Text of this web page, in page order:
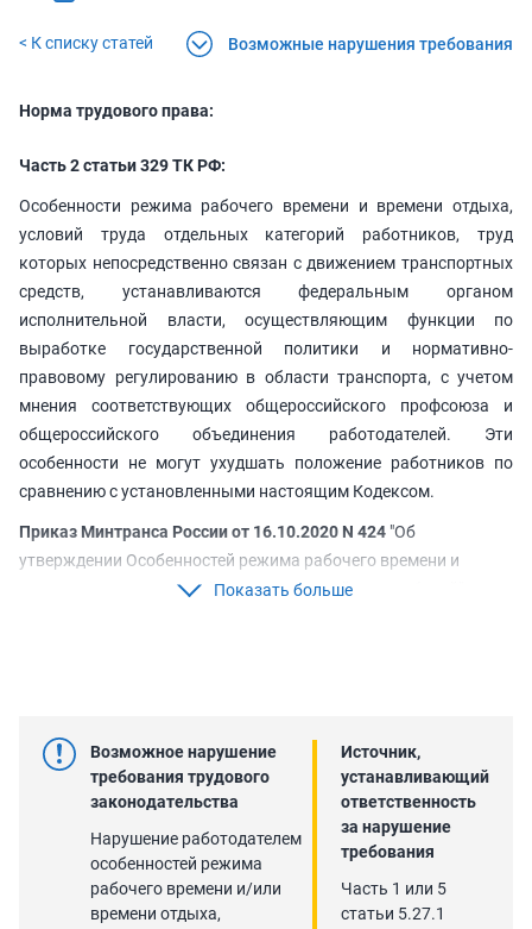
< К списку статей Возможные нарушения требования
Норма трудового права:
Часть 2 статьи 329 ТК РФ:
Особенности режима рабочего времени и времени отдыха,
условий труда отдельных категорий работников, труд
которых непосредственно связан с движением транспортных
средств, устанавливаются федеральным органом
исполнительной власти, осуществляющим функции по
выработке государственной политики и нормативно-
правовому регулированию в области транспорта, с учетом
мнения соответствующих общероссийского профсоюза и
общероссийского объединения работодателей. Эти
особенности не могут ухудшать положение работников по
сравнению с установленными настоящим Кодексом.
Приказ Минтранса России от 16.10.2020 N 424 "Об
утверждении Особенностей режима рабочего времени и
времени отдыха, условий труда водителей автомобилей"
установлении Особенностей режима рабочего времени и
времени отдыха специалистов авиационного персонала
гражданской авиации, труд которых непосредственно
связан с движением гражданских воздушных судов"
Приказ Минтранса России от 21.03.2025 № 97
определении Особенностей режима рабочего времени и
Показать больше
Возможное нарушение
требования трудового
законодательства
Нарушение работодателем
особенностей режима
рабочего времени и/или
времени отдыха,
Источник,
устанавливающий
ответственность
за нарушение
требования
Часть 1 или 5
статьи 5.27.1